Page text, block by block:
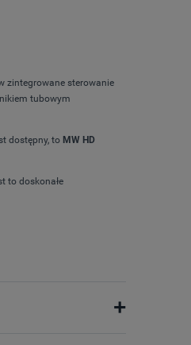
zintegrowane sterowanie
tubowym
dostępny, to MW HD
to doskonałe
+